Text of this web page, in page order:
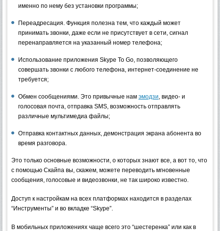
именно по нему без установки программы;
Переадресация. Функция полезна тем, что каждый может
принимать звонки, даже если не присутствует в сети, сигнал
перенаправляется на указанный номер телефона;
Использование приложения Skype To Go, позволяющего
совершать звонки с любого телефона, интернет-соединение не
требуется;
Обмен сообщениями. Это привычные нам эмодзи , видео- и
голосовая почта, отправка SMS, возможность отправлять
различные мультимедиа файлы;
Отправка контактных данных, демонстрация экрана абонента во
время разговора.
Это только основные возможности, о которых знают все, а вот то, что
с помощью Скайпа вы, скажем, можете переводить мгновенные
сообщения, голосовые и видеозвонки, не так широко известно.
Доступ к настройкам на всех платформах находится в разделах
“Инструменты” и во вкладке “Skype”.
В мобильных приложениях чаще всего это “шестеренка” или как в